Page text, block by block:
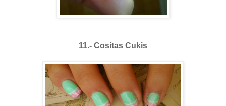
11.- Cositas Cukis